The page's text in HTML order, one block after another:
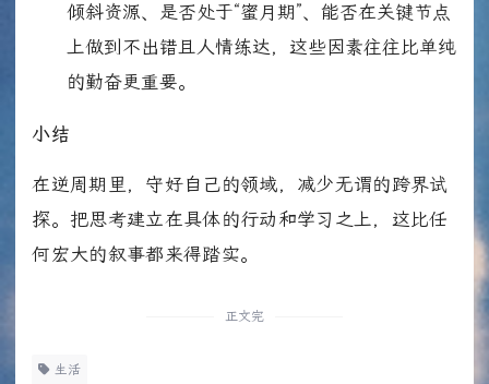
倾斜资源、是否处于“蜜月期”、能否在关键节点
上做到不出错且人情练达，这些因素往往比单纯
的勤奋更重要。
小结
在逆周期里，守好自己的领域，减少无谓的跨界试
探。把思考建立在具体的行动和学习之上，这比任
何宏大的叙事都来得踏实。
正文完
生活